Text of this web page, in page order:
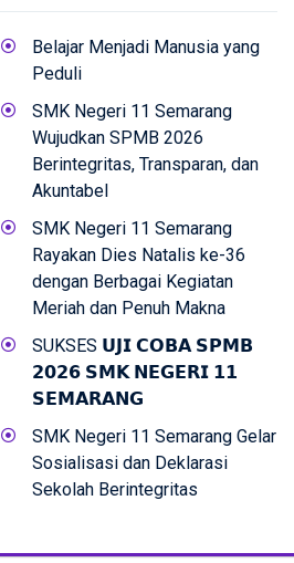
Belajar Menjadi Manusia yang
Peduli
SMK Negeri 11 Semarang
Wujudkan SPMB 2026
Berintegritas, Transparan, dan
Akuntabel
SMK Negeri 11 Semarang
Rayakan Dies Natalis ke-36
dengan Berbagai Kegiatan
Meriah dan Penuh Makna
SUKSES 𝗨𝗝𝗜 𝗖𝗢𝗕𝗔 𝗦𝗣𝗠𝗕
𝟮𝟬𝟮𝟲 𝗦𝗠𝗞 𝗡𝗘𝗚𝗘𝗥𝗜 𝟭𝟭
𝗦𝗘𝗠𝗔𝗥𝗔𝗡𝗚
SMK Negeri 11 Semarang Gelar
Sosialisasi dan Deklarasi
Sekolah Berintegritas